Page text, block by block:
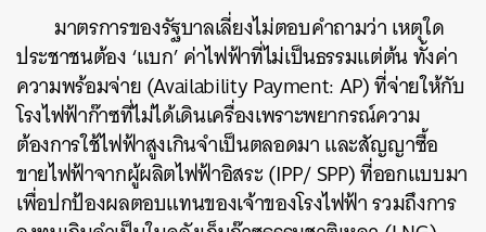
มาตรการของรัฐบาลเลี่ยงไม่ตอบคำถามว่า เหตุใด
ประชาชนต้อง ‘แบก’ ค่าไฟฟ้าที่ไม่เป็นธรรมแต่ต้น ทั้งค่า
ความพร้อมจ่าย (Availability Payment: AP) ที่จ่ายให้กับ
โรงไฟฟ้าก๊าซที่ไม่ได้เดินเครื่องเพราะพยากรณ์ความ
ต้องการใช้ไฟฟ้าสูงเกินจำเป็นตลอดมา และสัญญาซื้อ
ขายไฟฟ้าจากผู้ผลิตไฟฟ้าอิสระ (IPP/ SPP) ที่ออกแบบมา
เพื่อปกป้องผลตอบแทนของเจ้าของโรงไฟฟ้า รวมถึงการ